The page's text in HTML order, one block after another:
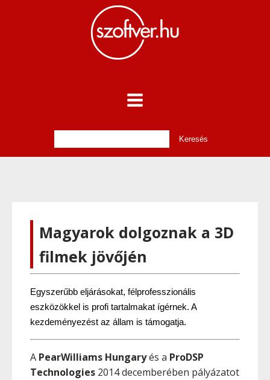
Magyarok dolgoznak a 3D
filmek jövőjén
Egyszerűbb eljárásokat, félprofesszionális
eszközökkel is profi tartalmakat ígérnek. A
kezdeményezést az állam is támogatja.
A PearWilliams Hungaryés a ProDSP
Technologies 2014 decemberében pályázatot